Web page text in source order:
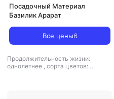
Посадочный Материал
Базилик Арарат
Все цены6
Продолжительность жизни:
однолетнее , сорта цветов: